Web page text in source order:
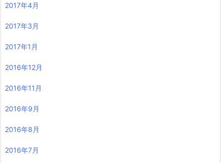
2017年4月
2017年3月
2017年1月
2016年12月
2016年11月
2016年9月
2016年8月
2016年7月